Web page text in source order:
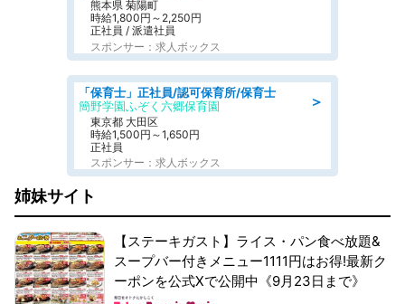
熊本県 菊陽町
時給1,800円～2,250円
正社員 / 派遣社員
スポンサー：求人ボックス
＞
「保育士」正社員/認可保育所/保育士
簡野学園ふぞく六郷保育園
東京都 大田区
時給1,500円～1,650円
正社員
スポンサー：求人ボックス
姉妹サイト
【ステーキガスト】ライス・パン食べ放題&
スープバー付きメニュー1111円はお得!最新ク
ーポンを公式Xで公開中《9月23日まで》